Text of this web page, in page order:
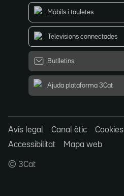
Mòbils i tauletes
Televisions connectades
Butlletins
Ajuda plataforma 3Cat
Avís legal Canal ètic Cookies
Accessibilitat
Mapa web
© 3Cat